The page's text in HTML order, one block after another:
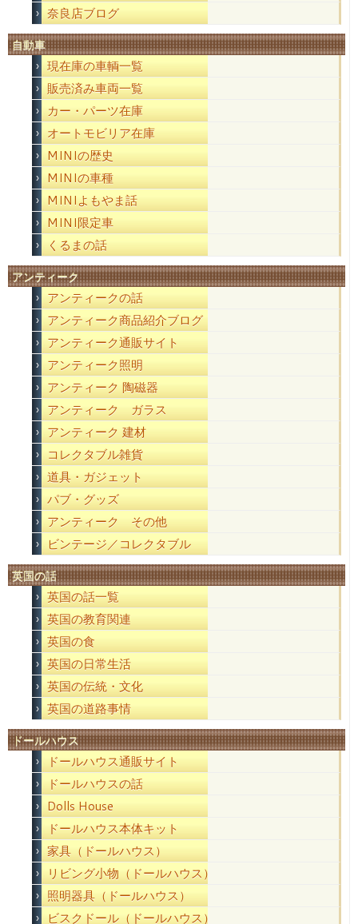
奈良店ブログ
自動車
現在庫の車輌一覧
販売済み車両一覧
カー・パーツ在庫
オートモビリア在庫
MINIの歴史
MINIの車種
MINIよもやま話
MINI限定車
くるまの話
アンティーク
アンティークの話
アンティーク商品紹介ブログ
アンティーク通販サイト
アンティーク照明
アンティーク 陶磁器
アンティーク ガラス
アンティーク 建材
コレクタブル雑貨
道具・ガジェット
パブ・グッズ
アンティーク その他
ビンテージ／コレクタブル
英国の話
英国の話一覧
英国の教育関連
英国の食
英国の日常生活
英国の伝統・文化
英国の道路事情
ドールハウス
ドールハウス通販サイト
ドールハウスの話
Dolls House
ドールハウス本体キット
家具（ドールハウス）
リビング小物（ドールハウス）
照明器具（ドールハウス）
ビスクドール（ドールハウス）